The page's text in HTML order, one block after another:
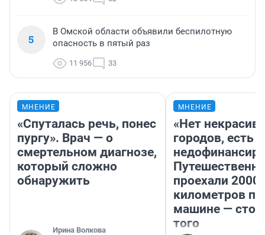
5
В Омской области объявили беспилотную
опасность в пятый раз
11 956 33
МНЕНИЕ
«Спуталась речь, понес
пургу». Врач — о
смертельном диагнозе,
который сложно
обнаружить
Ирина Волкова
МНЕНИЕ
«Нет
городов, есть
проехали 2000
километров по
машине —
того